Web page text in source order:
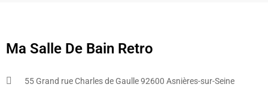
Ma Salle De Bain Retro
55 Grand rue Charles de Gaulle 92600 Asnières-sur-Seine